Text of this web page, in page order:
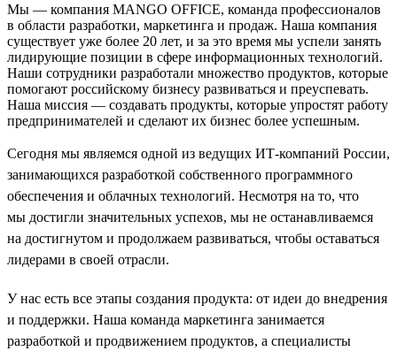
Мы — компания MANGO OFFICE, команда профессионалов
в области разработки, маркетинга и продаж. Наша компания
существует уже более 20 лет, и за это время мы успели занять
лидирующие позиции в сфере информационных технологий.
Наши сотрудники разработали множество продуктов, которые
помогают российскому бизнесу развиваться и преуспевать.
Наша миссия — создавать продукты, которые упростят работу
предпринимателей и сделают их бизнес более успешным.
Сегодня мы являемся одной из ведущих ИТ-компаний России,
занимающихся разработкой собственного программного
обеспечения и облачных технологий. Несмотря на то, что
мы достигли значительных успехов, мы не останавливаемся
на достигнутом и продолжаем развиваться, чтобы оставаться
лидерами в своей отрасли.
У нас есть все этапы создания продукта: от идеи до внедрения
и поддержки. Наша команда маркетинга занимается
разработкой и продвижением продуктов, а специалисты